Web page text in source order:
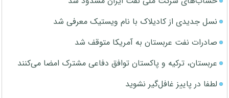
نسل جدیدی از کادیلاک با نام ویستیک معرفی شد
صادرات نفت عربستان به آمریکا متوقف شد
عربستان، ترکیه و پاکستان توافق دفاعی مشترک امضا می‌کنند
لطفا در پاییز غافل‌گیر نشوید